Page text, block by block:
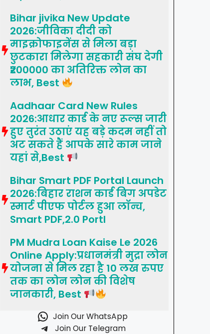
Bihar jivika New Update
2026:जीविका दीदी को
माइक्रोफाइनेंस से मिला बड़ा
छुटकारा मिलेगा सहकारी संघ देगी
₹200000 का अतिरिक्त लोन का
लाभ, Best
Aadhaar Card New Rules
2026:आधार कार्ड के नए रूल्स जारी
हुए तुरंत उठाएं यह बड़े कदम नहीं तो
अट सकते हैं आपके सारे काम जाने
यहां से,Best
Bihar Smart PDF Portal Launch
2026:बिहार राशन कार्ड बिग अपडेट
स्मार्ट पीएफ पोर्टल हुआ लॉन्च,
Smart PDF,2.0 Portl
PM Mudra Loan Kaise Le 2026
Online Apply:प्रधानमंत्री मुद्रा लोन
योजना से मिल रहा है 10 लख रुपए
तक का लोन लोन की विशेष
जानकारी, Best
Join Our WhatsApp
Join Our Telegram